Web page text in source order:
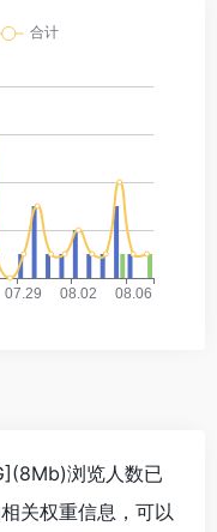
浏览人数已
关权重信息，可以